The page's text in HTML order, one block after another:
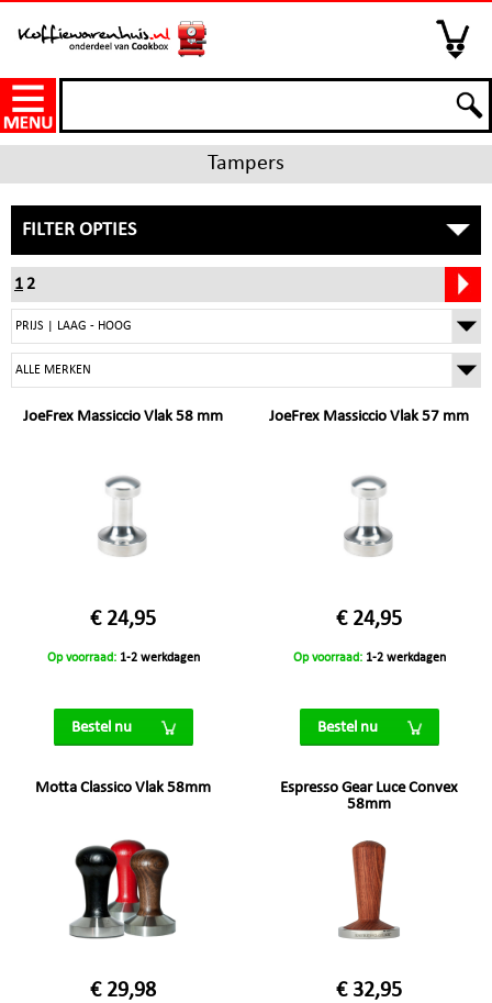
Tampers
FILTER OPTIES
1 2
JoeFrex Massiccio Vlak 58 mm
€ 24,95
Op voorraad: 1-2 werkdagen
Bestel nu
JoeFrex Massiccio Vlak 57 mm
€ 24,95
Op voorraad: 1-2 werkdagen
Bestel nu
Motta Classico Vlak 58mm
€ 29,98
Espresso Gear Luce Convex
58mm
€ 32,95